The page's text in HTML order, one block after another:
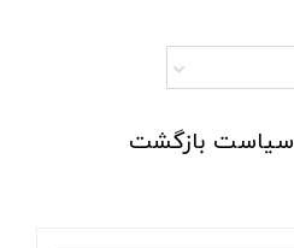
سیاست بازگشت